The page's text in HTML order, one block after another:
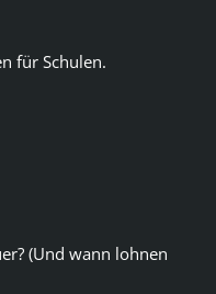
für Schulen.
(Und wann lohnen